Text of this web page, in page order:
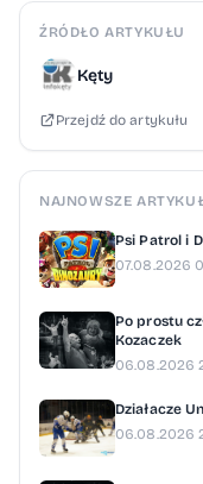
ŹRÓDŁO ARTYKUŁU
Kęty
Przejdź do artykułu
NAJNOWSZE
Psi Patrol i
07.08.2026
Po prostu
Kozaczek
06.08.2026
Działacze
06.08.2026